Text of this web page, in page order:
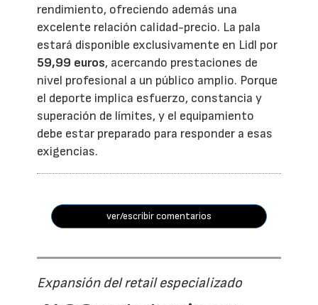
rendimiento, ofreciendo además una
excelente relación calidad-precio. La pala
estará disponible exclusivamente en Lidl por
59,99 euros, acercando prestaciones de
nivel profesional a un público amplio. Porque
el deporte implica esfuerzo, constancia y
superación de límites, y el equipamiento
debe estar preparado para responder a esas
exigencias.
ver/escribir comentarios
Expansión del retail especializado